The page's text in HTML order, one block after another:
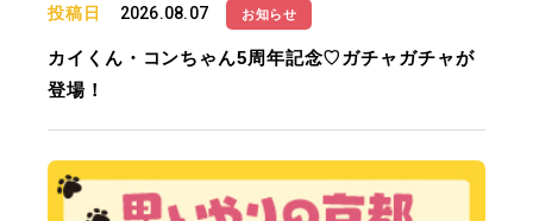
投稿日 2026.08.07 お知らせ
カイくん・コンちゃん5周年記念♡ガチャガチャが
登場！